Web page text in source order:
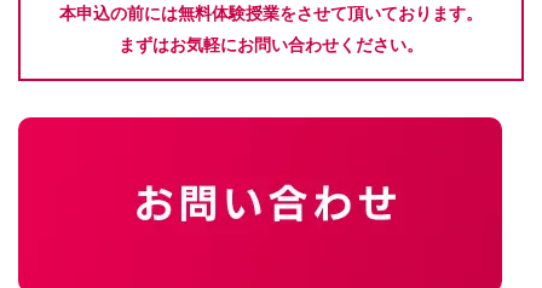
本申込の前には無料体験授業をさせて頂いております。
まずはお気軽にお問い合わせください。